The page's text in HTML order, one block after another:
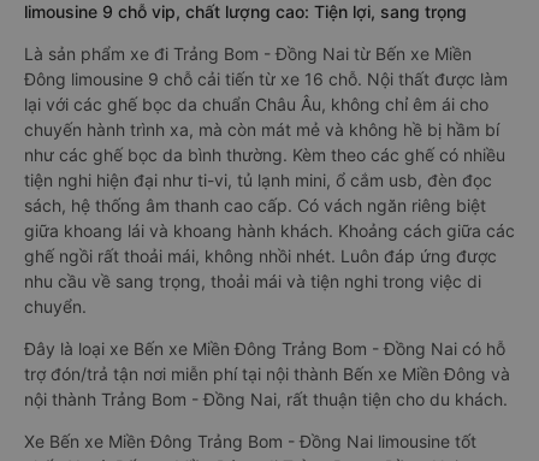
limousine 9 chỗ vip, chất lượng cao: Tiện lợi, sang trọng
Là sản phẩm xe đi Trảng Bom - Đồng Nai từ Bến xe Miền
Đông limousine 9 chỗ cải tiến từ xe 16 chỗ. Nội thất được làm
lại với các ghế bọc da chuẩn Châu Âu, không chỉ êm ái cho
chuyến hành trình xa, mà còn mát mẻ và không hề bị hầm bí
như các ghế bọc da bình thường. Kèm theo các ghế có nhiều
tiện nghi hiện đại như ti-vi, tủ lạnh mini, ổ cắm usb, đèn đọc
sách, hệ thống âm thanh cao cấp. Có vách ngăn riêng biệt
giữa khoang lái và khoang hành khách. Khoảng cách giữa các
ghế ngồi rất thoải mái, không nhồi nhét. Luôn đáp ứng được
nhu cầu về sang trọng, thoải mái và tiện nghi trong việc di
chuyển.
Đây là loại xe Bến xe Miền Đông Trảng Bom - Đồng Nai có hỗ
trợ đón/trả tận nơi miễn phí tại nội thành Bến xe Miền Đông và
nội thành Trảng Bom - Đồng Nai, rất thuận tiện cho du khách.
Xe Bến xe Miền Đông Trảng Bom - Đồng Nai limousine tốt